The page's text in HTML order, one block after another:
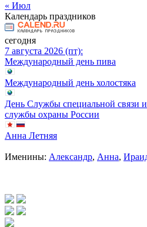
« Июл
Календарь праздников
сегодня
7 августа 2026 (пт):
Международный день пива
Международный день холостяка
День Службы специальной связи
службы охраны России
Анна Летняя
Именины: Александр, Анна,